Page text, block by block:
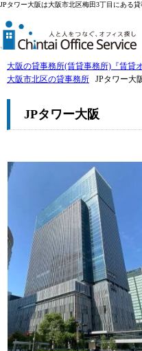
JPタワー大阪は大阪市北区梅田3丁目にある
大阪の貸事務所(賃貸事務所)『賃貸
大阪市北区の貸事務所
JPタワー大
JPタワー大阪